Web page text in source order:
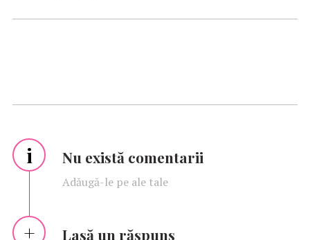
i Nu există comentarii
Adăugă-le pe ale tale
Lasă un răspuns